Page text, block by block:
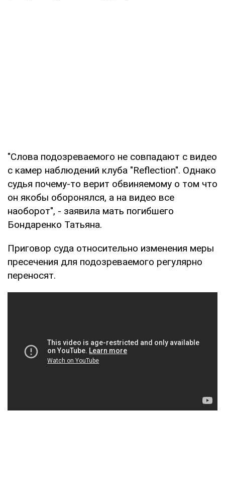
"Слова подозреваемого не совпадают с видео
с камер наблюдений клуба "Reflection". Однако
судья почему-то верит обвиняемому о том что
он якобы оборонялся, а на видео все
наоборот", - заявила мать погибшего
Бондаренко Татьяна.
Приговор суда относительно изменения меры
пресечения для подозреваемого регулярно
переносят.